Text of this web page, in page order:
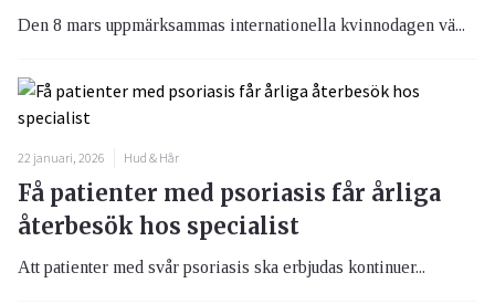
Den 8 mars uppmärksammas internationella kvinnodagen vä...
22 januari, 2026 Hud & Hår
Få patienter med psoriasis får årliga
återbesök hos specialist
Att patienter med svår psoriasis ska erbjudas kontinuer...